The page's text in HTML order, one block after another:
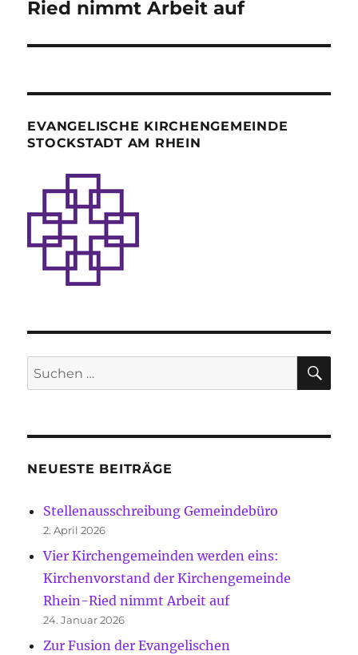
Ried nimmt Arbeit auf
EVANGELISCHE KIRCHENGEMEINDE
STOCKSTADT AM RHEIN
Suche
nach:
NEUESTE BEITRÄGE
Stellenausschreibung Gemeindebüro
2. April 2026
Vier Kirchengemeinden werden eins:
Kirchenvorstand der Kirchengemeinde
Rhein-Ried nimmt Arbeit auf
24. Januar 2026
Zur Fusion der Evangelischen